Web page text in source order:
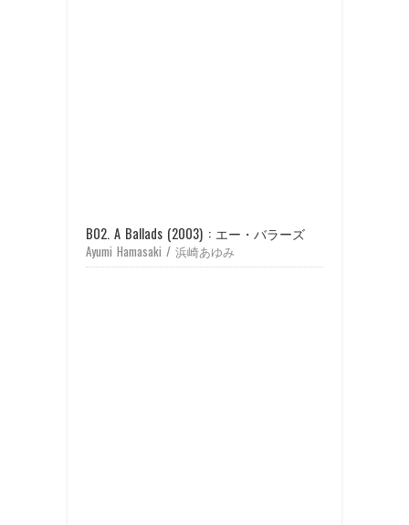
B02. A Ballads (2003) : エー・バラーズ
Ayumi Hamasaki / 浜崎あゆみ